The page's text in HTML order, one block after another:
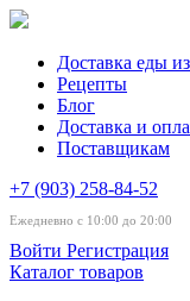
Доставка еды
Рецепты
Блог
Доставка и
Поставщикам
+7 (903) 258-84-52
Ежедневно с 10:00 до 20:00
Войти Регистрация
Каталог товаров